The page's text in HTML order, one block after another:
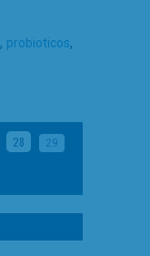
, probioticos,
28 29